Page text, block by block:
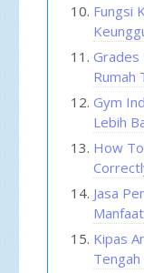
Fungsi
Grades
Rumah
Gym
Lebih
How
Jasa
Kipas
Tengah